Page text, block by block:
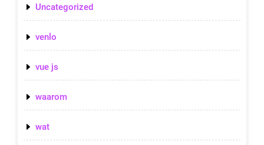
Uncategorized
venlo
vue js
waarom
wat